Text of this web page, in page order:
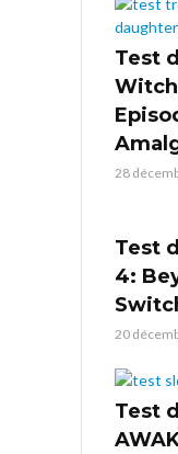
Test
28
Test
4:
20
Test